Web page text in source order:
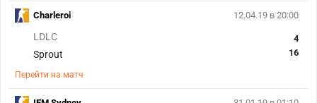
12.04.19 в 20:00
LDLC
Sprout
4
16
Перейти на матч
Charleroi